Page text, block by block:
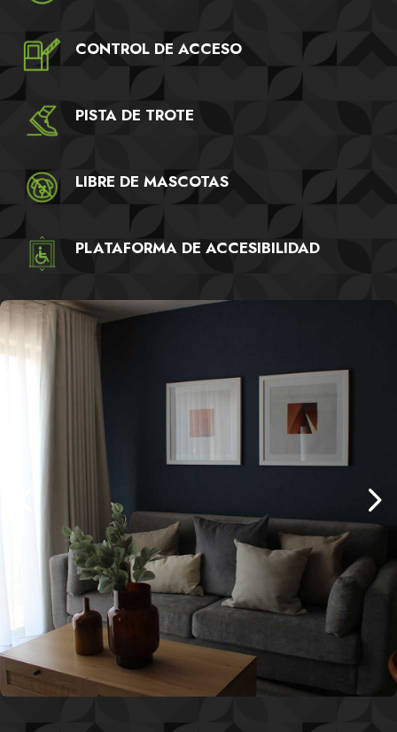
CONTROL DE ACCESO
PISTA DE TROTE
LIBRE DE MASCOTAS
PLATAFORMA DE ACCESIBILIDAD